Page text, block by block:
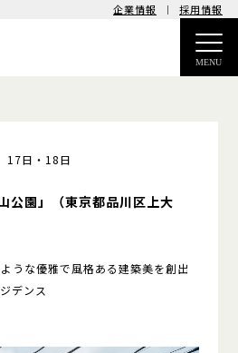
MENU
企業情報 採用情報
17日・18日
公園」
（東京都品川区上大
うな優雅で風格ある建築美を創出
デンス